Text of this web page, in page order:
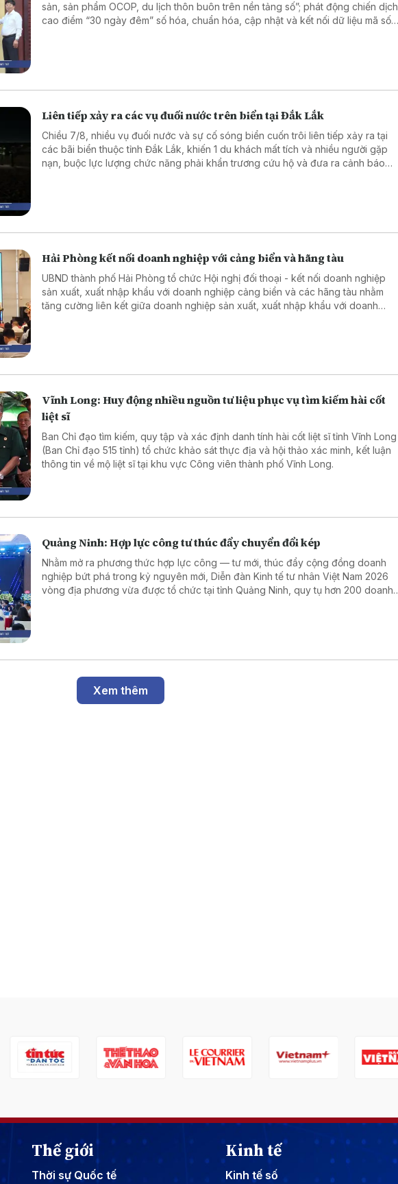
sản, sản phẩm OCOP, du lịch thôn buôn trên nền tảng số”; phát động chiến dịch
cao điểm “30 ngày đêm” số hóa, chuẩn hóa, cập nhật và kết nối dữ liệu mã số
Liên tiếp xảy ra các vụ đuối nước trên biển tại Đắk Lắk
Chiều 7/8, nhiều vụ đuối nước và sự cố sóng biển cuốn trôi liên tiếp xảy ra tại
các bãi biển thuộc tỉnh Đắk Lắk, khiến 1 du khách mất tích và nhiều người gặp
nạn, buộc lực lượng chức năng phải khẩn trương cứu hộ và đưa ra cảnh báo
Hải Phòng kết nối doanh nghiệp với cảng biển và hãng tàu
UBND thành phố Hải Phòng tổ chức Hội nghị đối thoại - kết nối doanh nghiệp
sản xuất, xuất nhập khẩu với doanh nghiệp cảng biển và các hãng tàu nhằm
tăng cường liên kết giữa doanh nghiệp sản xuất, xuất nhập khẩu với doanh
Vĩnh Long: Huy động nhiều nguồn tư liệu phục vụ tìm kiếm hài cốt
liệt sĩ
Ban Chỉ đạo tìm kiếm, quy tập và xác định danh tính hài cốt liệt sĩ tỉnh Vĩnh Long
(Ban Chỉ đạo 515 tỉnh) tổ chức khảo sát thực địa và hội thảo xác minh, kết luận
thông tin về mộ liệt sĩ tại khu vực Công viên thành phố Vĩnh Long.
Quảng Ninh: Hợp lực công tư thúc đẩy chuyển đổi kép
Nhằm mở ra phương thức hợp lực công — tư mới, thúc đẩy cộng đồng doanh
nghiệp bứt phá trong kỷ nguyên mới, Diễn đàn Kinh tế tư nhân Việt Nam 2026
vòng địa phương vừa được tổ chức tại tỉnh Quảng Ninh, quy tụ hơn 200 doanh
Xem thêm
Thế giới
Thời sự Quốc tế
Kinh tế
Kinh tế số